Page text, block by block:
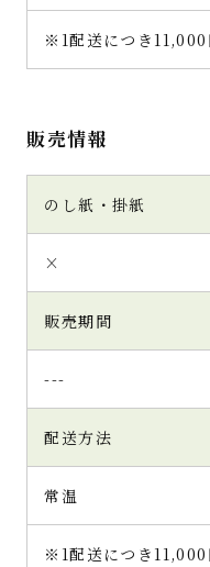
※1配送につき
販売情報
のし紙・掛紙
×
販売期間
---
配送方法
常温
※1配送につき